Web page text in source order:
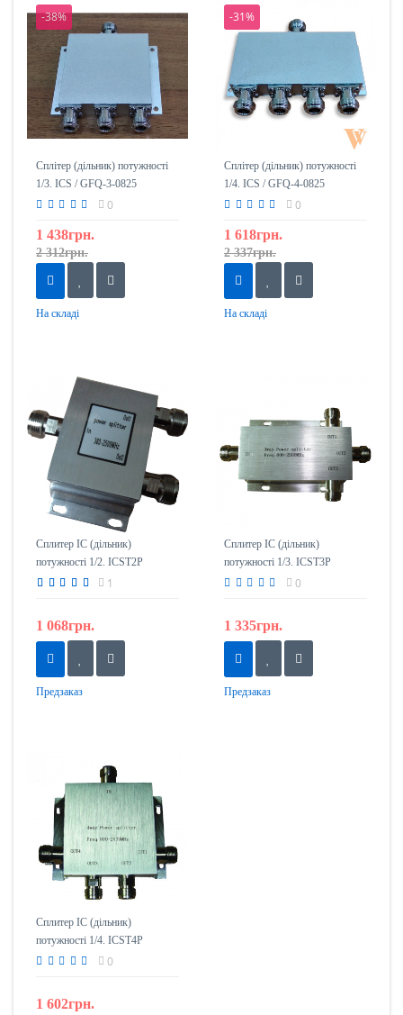
-38%
Сплітер (дільник) потужності
1/3. ICS / GFQ-3-0825
0
1 438грн.
2 312грн.
На складі
-31%
Сплітер (дільник) потужності
1/4. ICS / GFQ-4-0825
0
1 618грн.
2 337грн.
На складі
Сплитер IC (дільник)
потужності 1/2. ICST2P
1
1 068грн.
Предзаказ
Сплитер IC (дільник)
потужності 1/3. ICST3P
0
1 335грн.
Предзаказ
Сплитер IC (дільник)
потужності 1/4. ICST4P
0
1 602грн.